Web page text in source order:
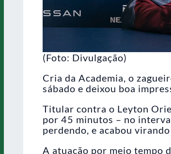
(Foto: Divulgação)
Cria da Academia, o
sábado e deixou boa
Titular contra o Leyton
por 45 minutos – no
perdendo, e acabou
A atuação por meio tempo